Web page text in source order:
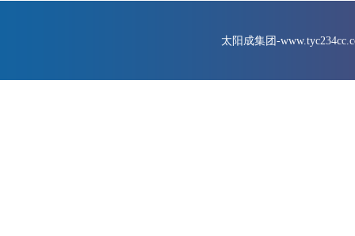
太阳成集团-